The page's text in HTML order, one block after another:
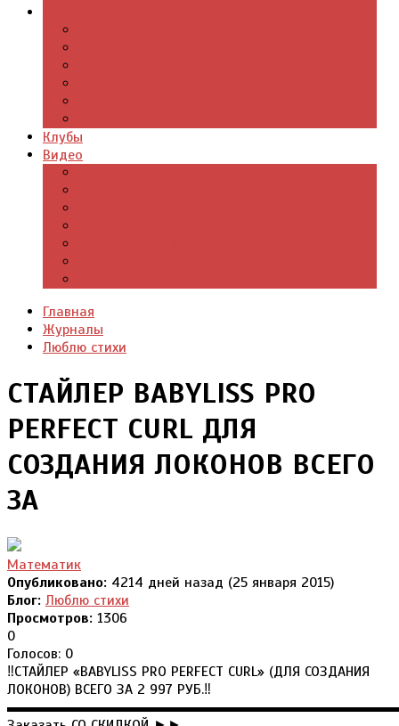
Клубы
Видео
Главная
Журналы
Люблю стихи
СТАЙЛЕР BABYLISS PRO
PERFECT CURL ДЛЯ
СОЗДАНИЯ ЛОКОНОВ ВСЕГО
ЗА
Математик
Опубликовано: 4214 дней назад (25 января 2015)
Блог: Люблю стихи
Просмотров: 1306
0
Голосов: 0
‼СТАЙЛЕР «BABYLISS PRO PERFECT CURL» (ДЛЯ СОЗДАНИЯ
ЛОКОНОВ) ВСЕГО ЗА 2 997 РУБ.‼